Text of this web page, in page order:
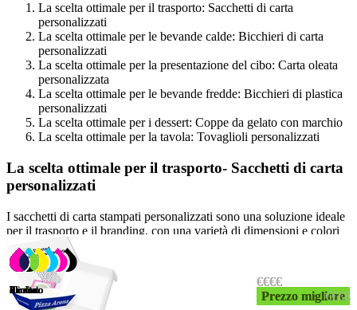
Illimitato
€€€€
Prezzo migliore
Illimitato
€€€€
Prezzo migliore
Illimitato
2 colori
4 colori
€€€€
Prezzo migliore
Illimitato €€€€
Illimitato
Illimitato
Illimitato
Illimitato
Illimitato
€€€€
Prezzo migliore
Illimitato
€€€€
Prezzo migliore
6 colori
€€€€
Prezzo migliore
2 colori
3 colori
€€€€
Prezzo migliore
Illimitato
€€€€
Prezzo migliore
2 colori
Illimitato €€€€
La scelta ottimale per il trasporto: Sacchetti di carta
personalizzati
La scelta ottimale per le bevande calde: Bicchieri di carta
personalizzati
La scelta ottimale per la presentazione del cibo: Carta oleata
personalizzata
La scelta ottimale per le bevande fredde: Bicchieri di plastica
personalizzati
La scelta ottimale per i dessert: Coppe da gelato con marchio
La scelta ottimale per la tavola: Tovaglioli personalizzati
La scelta ottimale per il trasporto- Sacchetti di carta
personalizzati
I sacchetti di carta stampati personalizzati sono una soluzione ideale
per il trasporto e il branding, con una varietà di dimensioni e colori
tra cui scegliere. Non solo sono ecologici, ma offrono anche
l'opportunità di mettere in mostra il vostro marchio, rendendoli
perfetti per hamburgerie, paninoteche e altri esercizi di ristorazione
da asporto. Nel complesso, i sacchetti di carta stampati personalizzati
sono un'opzione versatile ed ecologica per le esigenze di